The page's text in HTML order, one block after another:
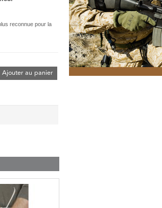
reconnue pour la
Ajouter au panier